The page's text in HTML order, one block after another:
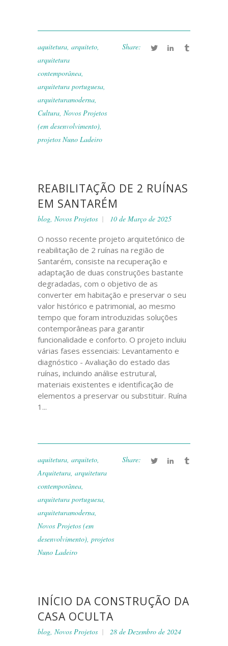
aquitetura, arquiteto,
arquitetura
contemporânea,
arquitetura portuguesa,
arquiteturamoderna,
Cultura, Novos Projetos
(em desenvolvimento),
projetos Nuno Ladeiro
Share:
REABILITAÇÃO DE 2 RUÍNAS
EM SANTARÉM
blog, Novos Projetos 10 de Março de 2025
O nosso recente projeto arquitetónico de
reabilitação de 2 ruínas na região de
Santarém, consiste na recuperação e
adaptação de duas construções bastante
degradadas, com o objetivo de as
converter em habitação e preservar o seu
valor histórico e patrimonial, ao mesmo
tempo que foram introduzidas soluções
contemporâneas para garantir
funcionalidade e conforto. O projeto incluiu
várias fases essenciais: Levantamento e
diagnóstico - Avaliação do estado das
ruínas, incluindo análise estrutural,
materiais existentes e identificação de
elementos a preservar ou substituir. Ruína
1...
aquitetura, arquiteto,
Arquitetura, arquitetura
contemporânea,
arquitetura portuguesa,
arquiteturamoderna,
Novos Projetos (em
desenvolvimento), projetos
Nuno Ladeiro
Share:
INÍCIO DA CONSTRUÇÃO DA
CASA OCULTA
blog, Novos Projetos 28 de Dezembro de 2024